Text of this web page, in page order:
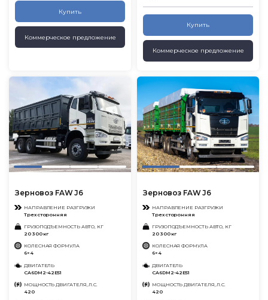
Купить
Коммерческое предложение
Купить
Коммерческое предложение
Зерновoз FAW J6
НАПРАВЛЕНИЕ РАЗГРУЗКИ
Трехсторонняя
ГРУЗОПОДЪЕМНОСТЬ АВТО, КГ
20 300 кг
КОЛЕСНАЯ ФОРМУЛА
6×4
ДВИГАТЕЛЬ
CA6DM2-42E51
МОЩНОСТЬ ДВИГАТЕЛЯ, Л.С.
420
Зерновоз FAW J6
НАПРАВЛЕНИЕ РАЗГРУЗКИ
Трехсторонняя
ГРУЗОПОДЪЕМНОСТЬ АВТО, КГ
20 300 кг
КОЛЕСНАЯ ФОРМУЛА
6×4
ДВИГАТЕЛЬ
CA6DM2-42E51
МОЩНОСТЬ ДВИГАТЕЛЯ, Л.С.
420